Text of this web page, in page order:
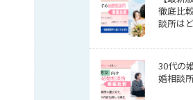
徹底比
談所は
30代の
婚相談